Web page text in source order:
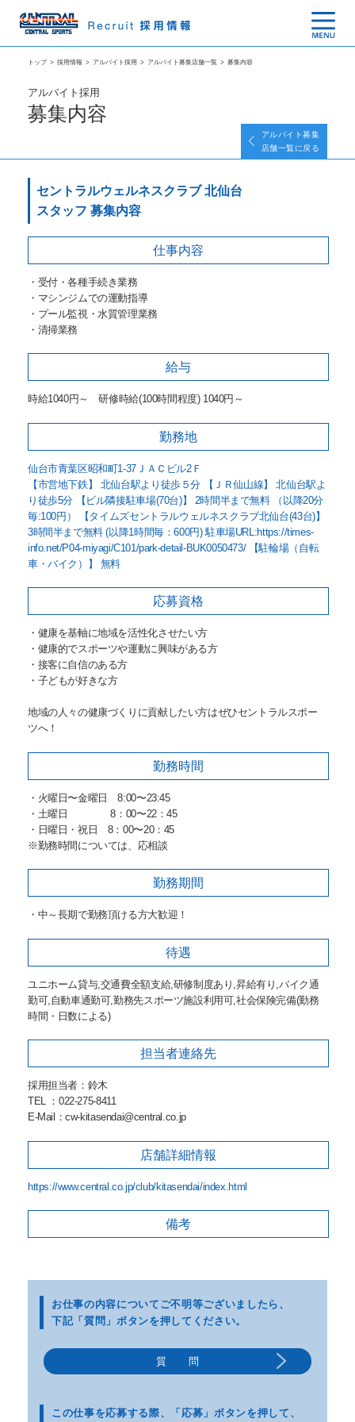
トップ > 採用情報 > アルバイト採用 > アルバイト募集店舗一覧 > 募集内容
アルバイト採用
募集内容
アルバイト募集
店舗一覧に戻る
セントラルウェルネスクラブ 北仙台
スタッフ 募集内容
仕事内容
・受付・各種手続き業務
・マシンジムでの運動指導
・プール監視・水質管理業務
・清掃業務
給与
時給1040円～ 研修時給(100時間程度) 1040円～
勤務地
仙台市青葉区昭和町1-37ＪＡＣビル2Ｆ
【市営地下鉄】 北仙台駅より徒歩５分 【ＪＲ仙山線】 北仙台駅よ
り徒歩5分 【ビル隣接駐車場(70台)】 2時間半まで無料 （以降20分
毎:100円） 【タイムズセントラルウェルネスクラブ北仙台(43台)】
3時間半まで無料 (以降1時間毎：600円) 駐車場URL:https://times-
info.net/P04-miyagi/C101/park-detail-BUK0050473/ 【駐輪場（自転
車・バイク）】 無料
応募資格
・健康を基軸に地域を活性化させたい方
・健康的でスポーツや運動に興味がある方
・接客に自信のある方
・子どもが好きな方
地域の人々の健康づくりに貢献したい方はぜひセントラルスポー
ツへ！
勤務時間
・火曜日〜金曜日 8:00〜23:45
・土曜日 8：00〜22：45
・日曜日・祝日 8：00〜20：45
※勤務時間については、応相談
勤務期間
・中～長期で勤務頂ける方大歓迎！
待遇
ユニホーム貸与,交通費全額支給,研修制度あり,昇給有り,バイク通
勤可,自動車通勤可,勤務先スポーツ施設利用可,社会保険完備(勤務
時間・日数による)
担当者連絡先
採用担当者：鈴木
TEL ：022-275-8411
E-Mail：cw-kitasendai@central.co.jp
店舗詳細情報
https://www.central.co.jp/club/kitasendai/index.html
備考
お仕事の内容についてご不明等ございましたら、
下記「質問」ボタンを押してください。
この仕事を応募する際、 「応募」ボタンを押して、
質 問